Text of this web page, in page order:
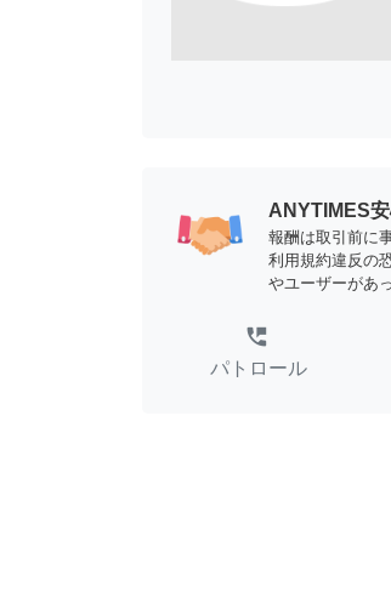
ANYTIMES
報酬は取引前に
利用規約違反の
やユーザーがあ
perm_phone_msg
パトロール